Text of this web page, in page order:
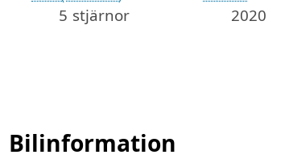
5 stjärnor 2020
Bilinformation